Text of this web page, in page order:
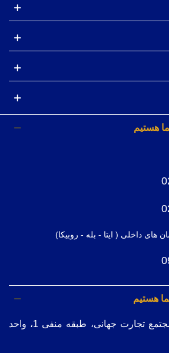
هستیم
های داخلی ( ایتا - بله - روبیکا)
هستیم
میدان فردوسی، مجتمع تجارت جهانی، طبقه منفی 1، واحد